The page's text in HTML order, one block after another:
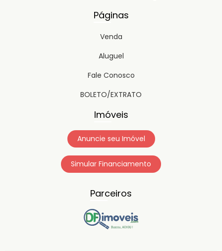
Páginas
Venda
Aluguel
Fale Conosco
BOLETO/EXTRATO
Imóveis
Anuncie seu Imóvel
Simular Financiamento
Parceiros